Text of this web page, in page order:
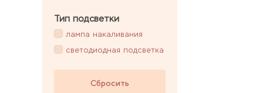
Тип подсветки
лампа накаливания
светодиодная подсветка
Сбросить